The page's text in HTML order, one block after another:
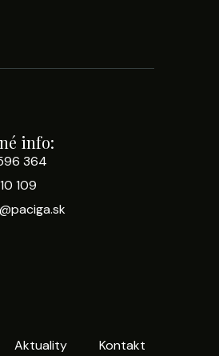
info:
364
109
Aktuality Kontakt